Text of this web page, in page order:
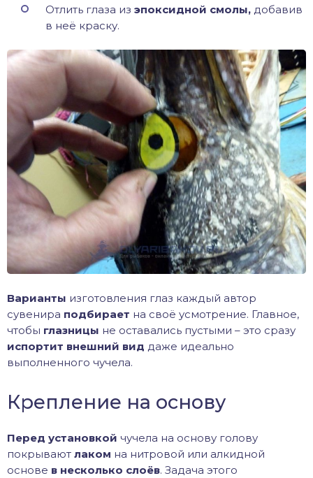
Отлить глаза из эпоксидной смолы, добавив
в неё краску.
Варианты изготовления глаз каждый автор
сувенира подбирает на своё усмотрение. Главное,
чтобы глазницы не оставались пустыми – это сразу
испортит внешний вид даже идеально
выполненного чучела.
Крепление на основу
Перед установкой чучела на основу голову
покрывают лаком на нитровой или алкидной
основе в несколько слоёв. Задача этого